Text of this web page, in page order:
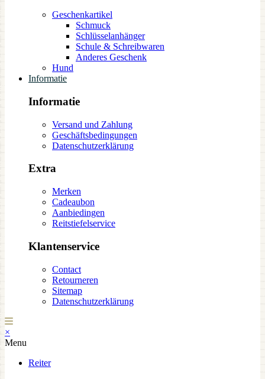
Geschenkartikel
Schmuck
Schlüsselanhänger
Schule & Schreibwaren
Anderes Geschenk
Hund
Informatie
Informatie
Versand und Zahlung
Geschäftsbedingungen
Datenschutzerklärung
Extra
Merken
Cadeaubon
Aanbiedingen
Reitstiefelservice
Klantenservice
Contact
Retourneren
Sitemap
Datenschutzerklärung
×
Menu
Reiter